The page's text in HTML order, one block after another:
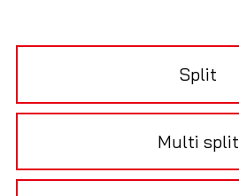
Split
Multi split